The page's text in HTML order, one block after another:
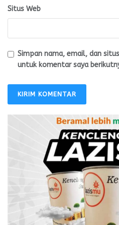
Situs Web
Simpan nama, email, dan
untuk komentar saya